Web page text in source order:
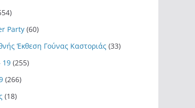
Party (60)
Έκθεση Γούνας Καστοριάς (33)
19 (255)
(266)
(18)